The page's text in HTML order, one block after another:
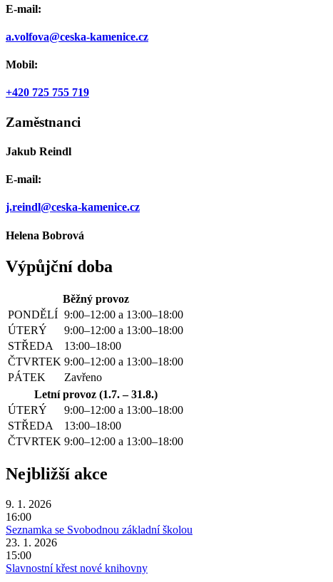
E-mail:
a.volfova@ceska-kamenice.cz
Mobil:
+420 725 755 719
Zaměstnanci
Jakub Reindl
E-mail:
j.reindl@ceska-kamenice.cz
Helena Bobrová
Výpůjční doba
Běžný provoz
PONDĚLÍ 9:00–12:00 a 13:00–18:00
ÚTERÝ
9:00–12:00 a 13:00–18:00
STŘEDA
13:00–18:00
ČTVRTEK 9:00–12:00 a 13:00–18:00
PÁTEK
Zavřeno
Letní provoz (1.7. – 31.8.)
ÚTERÝ
9:00–12:00 a 13:00–18:00
STŘEDA
13:00–18:00
ČTVRTEK 9:00–12:00 a 13:00–18:00
Nejbližší akce
9. 1. 2026
16:00
Seznamka se Svobodnou základní školou
23. 1. 2026
15:00
Slavnostní křest nové knihovny